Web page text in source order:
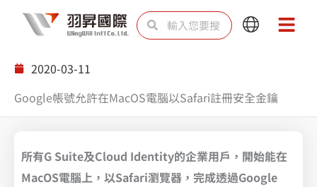
搜
尋 尋
Main
Main
2020-03-11
Google帳號允許在MacOS電腦以Safari註冊安全金鑰
所有G Suite及Cloud Identity的企業用戶，開始能在
MacOS電腦上，以Safari瀏覽器，完成透過Google